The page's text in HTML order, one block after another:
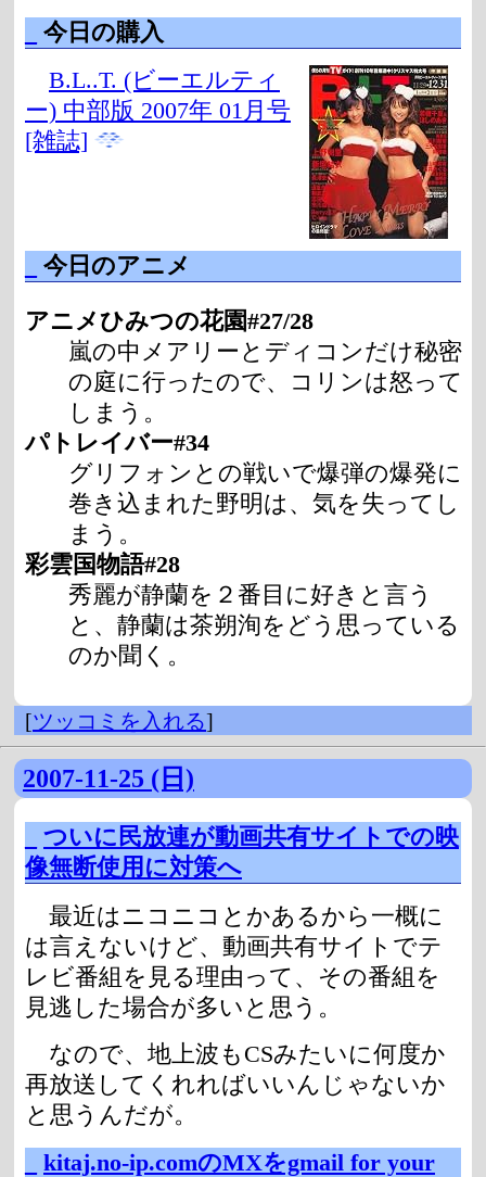
今日の購入
B.L..T. (ビーエルティ
ー) 中部版 2007年 01月号
[雑誌]
今日のアニメ
アニメひみつの花園#27/28
嵐の中メアリーとディコンだけ秘密
の庭に行ったので、コリンは怒って
しまう。
パトレイバー#34
グリフォンとの戦いで爆弾の爆発に
巻き込まれた野明は、気を失ってし
まう。
彩雲国物語#28
秀麗が静蘭を２番目に好きと言う
と、静蘭は茶朔洵をどう思っている
のか聞く。
[ツッコミを入れる]
2007-11-25 (日)
ついに民放連が動画共有サイトでの映
像無断使用に対策へ
最近はニコニコとかあるから一概に
は言えないけど、動画共有サイトでテ
レビ番組を見る理由って、その番組を
見逃した場合が多いと思う。
なので、地上波もCSみたいに何度か
再放送してくれればいいんじゃないか
と思うんだが。
kitaj.no-ip.comのMXをgmail for your